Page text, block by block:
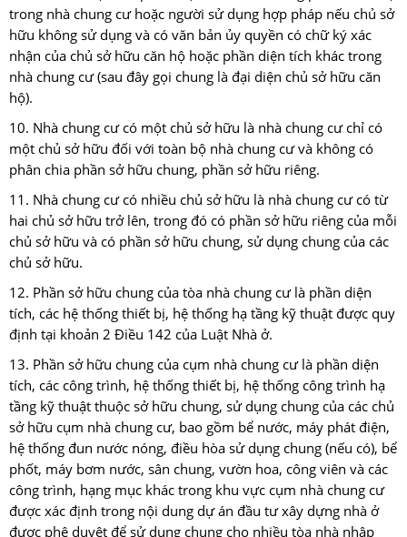
trong nhà chung cư hoặc người sử dụng hợp pháp nếu chủ sở
hữu không sử dụng và có văn bản ủy quyền có chữ ký xác
nhận của chủ sở hữu căn hộ hoặc phần diện tích khác trong
nhà chung cư (sau đây gọi chung là đại diện chủ sở hữu căn
hộ).
10. Nhà chung cư có một chủ sở hữu là nhà chung cư chỉ có
một chủ sở hữu đối với toàn bộ nhà chung cư và không có
phân chia phần sở hữu chung, phần sở hữu riêng.
11. Nhà chung cư có nhiều chủ sở hữu là nhà chung cư có từ
hai chủ sở hữu trở lên, trong đó có phần sở hữu riêng của mỗi
chủ sở hữu và có phần sở hữu chung, sử dụng chung của các
chủ sở hữu.
12. Phần sở hữu chung của tòa nhà chung cư là phần diện
tích, các hệ thống thiết bị, hệ thống hạ tầng kỹ thuật được quy
định tại khoản 2 Điều 142 của Luật Nhà ở.
13. Phần sở hữu chung của cụm nhà chung cư là phần diện
tích, các công trình, hệ thống thiết bị, hệ thống công trình hạ
tầng kỹ thuật thuộc sở hữu chung, sử dụng chung của các chủ
sở hữu cụm nhà chung cư, bao gồm bể nước, máy phát điện,
hệ thống đun nước nóng, điều hòa sử dụng chung (nếu có), bể
phốt, máy bơm nước, sân chung, vườn hoa, công viên và các
công trình, hạng mục khác trong khu vực cụm nhà chung cư
được xác định trong nội dung dự án đầu tư xây dựng nhà ở
được phê duyệt để sử dụng chung cho nhiều tòa nhà nhập